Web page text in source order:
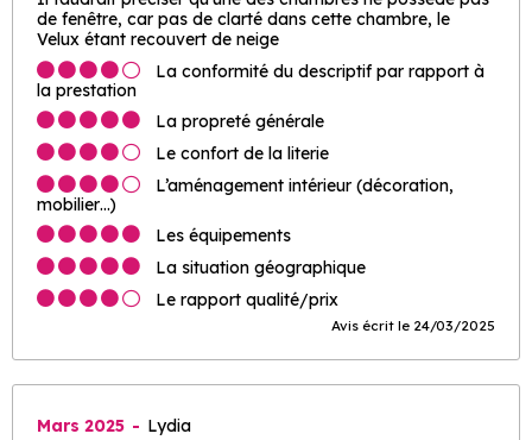
de fenêtre, car pas de clarté dans cette chambre, le
Velux étant recouvert de neige
La conformité du descriptif par rapport à
la prestation
La propreté générale
Le confort de la literie
L’aménagement intérieur (décoration,
mobilier…)
Les équipements
La situation géographique
Le rapport qualité/prix
Avis écrit le 24/03/2025
Mars 2025
Lydia